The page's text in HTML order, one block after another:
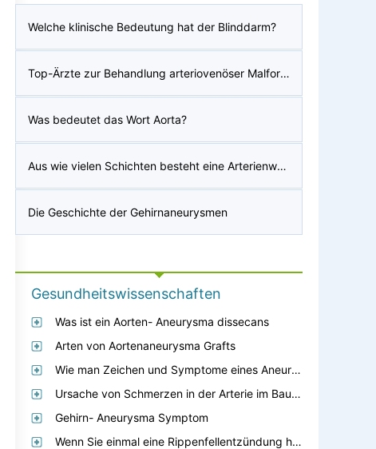
Welche klinische Bedeutung hat der Blinddarm?
Top-Ärzte zur Behandlung arteriovenöser Malformationen?
Was bedeutet das Wort Aorta?
Aus wie vielen Schichten besteht eine Arterienwand?
Die Geschichte der Gehirnaneurysmen
Gesundheitswissenschaften
Was ist ein Aorten- Aneurysma dissecans
Arten von Aortenaneurysma Grafts
Wie man Zeichen und Symptome eines Aneurysmas Spot
Ursache von Schmerzen in der Arterie im Bauch
Gehirn- Aneurysma Symptom
Wenn Sie einmal eine Rippenfellentzündung hatten, besteht dann die Gefahr einer erneuten Pleuritis?